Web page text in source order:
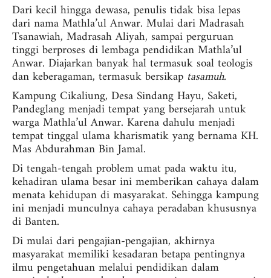
Dari kecil hingga dewasa, penulis tidak bisa lepas
dari nama Mathla’ul Anwar. Mulai dari Madrasah
Tsanawiah, Madrasah Aliyah, sampai perguruan
tinggi berproses di lembaga pendidikan Mathla’ul
Anwar. Diajarkan banyak hal termasuk soal teologis
dan keberagaman, termasuk bersikap tasamuh.
Kampung Cikaliung, Desa Sindang Hayu, Saketi,
Pandeglang menjadi tempat yang bersejarah untuk
warga Mathla’ul Anwar. Karena dahulu menjadi
tempat tinggal ulama kharismatik yang bernama KH.
Mas Abdurahman Bin Jamal.
Di tengah-tengah problem umat pada waktu itu,
kehadiran ulama besar ini memberikan cahaya dalam
menata kehidupan di masyarakat. Sehingga kampung
ini menjadi munculnya cahaya peradaban khususnya
di Banten.
Di mulai dari pengajian-pengajian, akhirnya
masyarakat memiliki kesadaran betapa pentingnya
ilmu pengetahuan melalui pendidikan dalam